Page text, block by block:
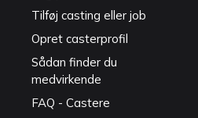
Tilføj casting eller job
Opret casterprofil
Sådan finder du
medvirkende
FAQ - Castere